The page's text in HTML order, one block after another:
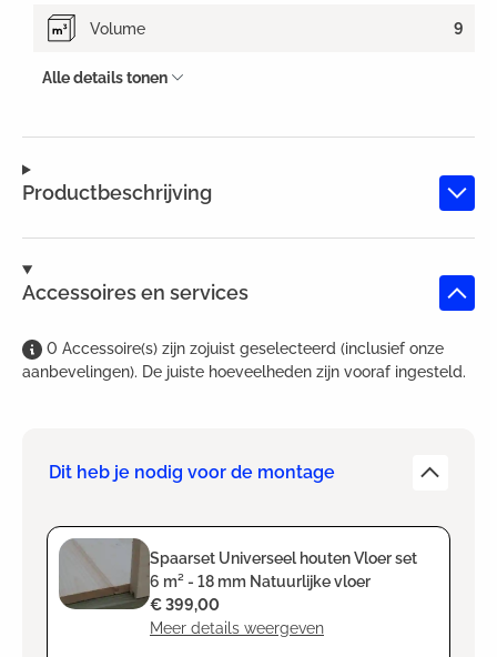
Productbeschrijving
Accessoires en services
0 Accessoire(s) zijn zojuist geselecteerd (inclusief onze
aanbevelingen). De juiste hoeveelheden zijn vooraf ingesteld.
Dit heb je nodig voor de montage
Spaarset Universeel houten Vloer set
6 m² - 18 mm Natuurlijke vloer
Meer details weergeven
€ 399,00
Volume 9
Alle details tonen